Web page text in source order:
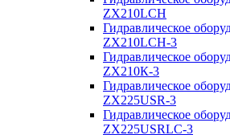
ZX210LCH
Гидравлическое
ZX210LCH-3
Гидравлическое
ZX210К-3
Гидравлическое
ZX225USR-3
Гидравлическое
ZX225USRLC-3